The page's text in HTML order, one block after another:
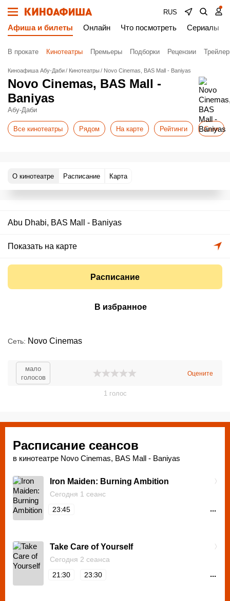
RUS
Афиша и билеты Онлайн Что посмотреть Сериалы
В прокате Кинотеатры Премьеры Подборки Рецензии
Киноафиша Абу-Даби Кинотеатры Novo Cinemas, BAS Mall - Baniyas
Novo Cinemas, BAS Mall -
Baniyas
Абу-Даби
Все кинотеатры Рядом На карте Рейтинги Сети
О кинотеатре Расписание Карта
Abu Dhabi, BAS Mall - Baniyas
Показать на карте
Расписание
В избранное
Сеть Novo Cinemas
мало
голосов
Оцените
1голос
Расписание сеансов
в кинотеатре Novo Cinemas, BAS Mall - Baniyas
Iron Maiden: Burning Ambition
Сегодня 1 сеанс
23:45
...
Take Care of Yourself
Сегодня 2 сеанса
21:30
23:30 ...